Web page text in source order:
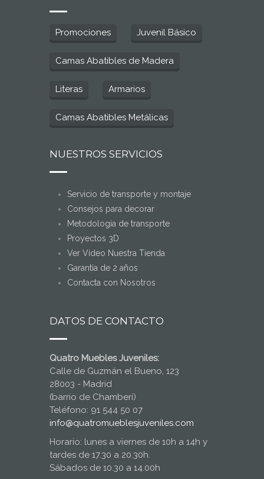
Promociones Juvenil Básico
Camas Abatibles de Madera
Literas Armarios
Camas Abatibles Metálicas
NUESTROS SERVICIOS
Servicio de transporte y montaje
Consejos para decorar
Metodología de transporte
Proyectos 3D
Ver Vídeo Nuestra Tienda
Garantía de 2 años
Contacta con Nosotros
DATOS DE CONTACTO
Quatro Muebles Juveniles:
Calle de Guzmán el Bueno, 123
28003 - Madrid
(barrio de Chamberí)
Teléfono: 91 544 50 07
info@quatromueblesjuveniles.com
Horario: lunes a viernes de 10h a 14h y
tardes de 17.30 a 20.30h.
Sábados de 10.30 a 14.00h